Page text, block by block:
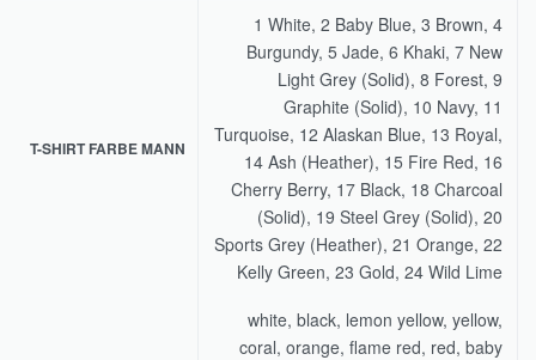
T-SHIRT FARBE MANN
1 White, 2 Baby Blue, 3 Brown, 4
Burgundy, 5 Jade, 6 Khaki, 7 New
Light Grey (Solid), 8 Forest, 9
Graphite (Solid), 10 Navy, 11
Turquoise, 12 Alaskan Blue, 13 Royal,
14 Ash (Heather), 15 Fire Red, 16
Cherry Berry, 17 Black, 18 Charcoal
(Solid), 19 Steel Grey (Solid), 20
Sports Grey (Heather), 21 Orange, 22
Kelly Green, 23 Gold, 24 Wild Lime
white, black, lemon yellow, yellow,
coral, orange, flame red, red, baby